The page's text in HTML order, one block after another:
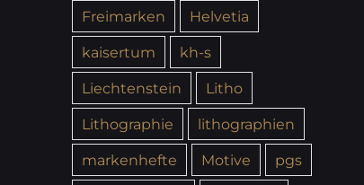
Freimarken
Helvetia
kaisertum
kh-s
Liechtenstein
Litho
Lithographie
lithographien
markenhefte
Motive
pgs